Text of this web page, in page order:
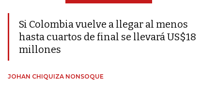
Si Colombia vuelve a llegar al menos
hasta cuartos de final se llevará US$18
millones
JOHAN CHIQUIZA NONSOQUE